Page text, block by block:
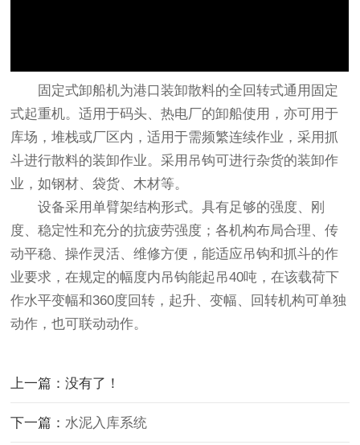
固定式卸船机为港口装卸散料的全回转式通用固定
式起重机。适用于码头、热电厂的卸船使用，亦可用于
库场，堆栈或厂区内，适用于需频繁连续作业，采用抓
斗进行散料的装卸作业。采用吊钩可进行杂货的装卸作
业，如钢材、袋货、木材等。
设备采用单臂架结构形式。具有足够的强度、刚
度、稳定性和充分的抗疲劳强度；各机构布局合理、传
动平稳、操作灵活、维修方便，能适应吊钩和抓斗的作
业要求，在规定的幅度内吊钩能起吊40吨，在该载荷下
作水平变幅和360度回转，起升、变幅、回转机构可单独
动作，也可联动动作。
上一篇：没有了！
下一篇：水泥入库系统